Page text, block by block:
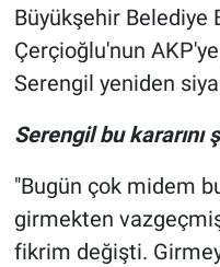
Büyükşehir Belediye
Çerçioğlu'nun
Serengil yeniden
Serengil bu kararını
"Bugün çok midem
girmekten
fikrim değişti.
Nedir
Popüler
Sağlık
Spor